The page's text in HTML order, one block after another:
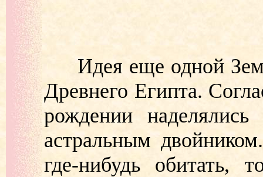
Идея еще одной
Древнего Египта.
рождении
астральным
где-нибудь